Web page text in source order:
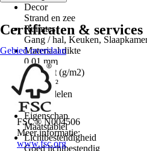
Decor
Strand en zee
Ruimtes
Gang / hal, Keuken,
Materiaal dikte
0,01 mm
Gewicht (g/m2)
150 g/m²
Aantal delen
8
Eigenschap
Maatstabiel
Lichtbestendigheid
Goed lichtbestendig
Certificaten & services
Gebied overslaan
FSC® N004506
Meer informatie:
www.fsc.org